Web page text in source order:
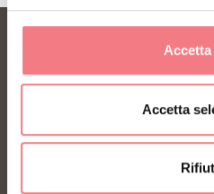
Accetta
FONDAZIONE DMO DOLOMITI